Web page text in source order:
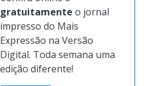
Confira online e
gratuitamenteo jornal
impresso do Mais
Expressão na Versão
Digital. Toda semana uma
edição diferente!